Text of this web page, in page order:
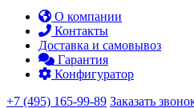
О компании
Контакты
Доставка и самовывоз
Гарантия
Конфигуратор
+7 (495) 165-99-89 Заказать